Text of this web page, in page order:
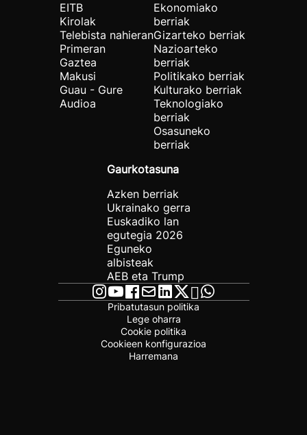
EITB
Kirolak
Telebista nahieran
Primeran
Gaztea
Makusi
Guau - Gure
Audioa
Ekonomiako
berriak
Gizarteko berriak
Nazioarteko
berriak
Politikako berriak
Kulturako berriak
Teknologiako
berriak
Osasuneko
berriak
Gaurkotasuna
Azken berriak
Ukrainako gerra
Euskadiko lan
egutegia 2026
Eguneko
albisteak
AEB eta Trump
Pribatutasun politika
Lege oharra
Cookie politika
Cookieen konfigurazioa
Harremana